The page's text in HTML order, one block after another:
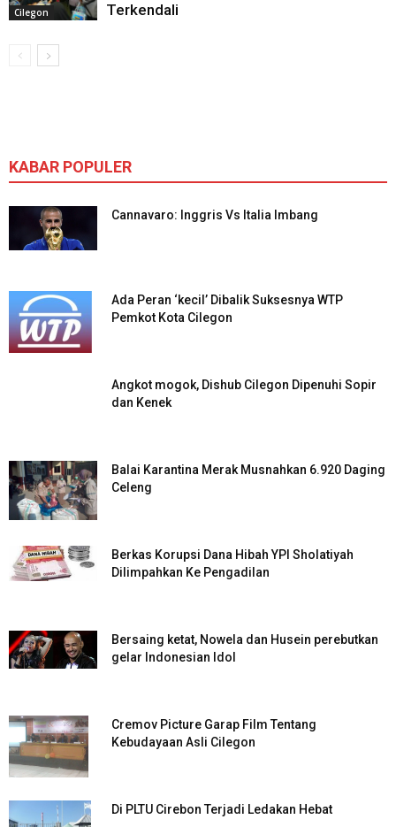
Cilegon
Terkendali
KABAR POPULER
Cannavaro: Inggris Vs Italia Imbang
Ada Peran ‘kecil’ Dibalik Suksesnya WTP
Pemkot Kota Cilegon
Angkot mogok, Dishub Cilegon Dipenuhi Sopir
dan Kenek
Balai Karantina Merak Musnahkan 6.920 Daging
Celeng
Berkas Korupsi Dana Hibah YPI Sholatiyah
Dilimpahkan Ke Pengadilan
Bersaing ketat, Nowela dan Husein perebutkan
gelar Indonesian Idol
Cremov Picture Garap Film Tentang
Kebudayaan Asli Cilegon
Di PLTU Cirebon Terjadi Ledakan Hebat